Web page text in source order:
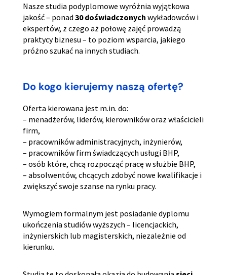
Nasze studia podyplomowe wyróżnia wyjątkowa
jakość – ponad 30 doświadczonych wykładowców i
ekspertów, z czego aż połowę zajęć prowadzą
praktycy biznesu – to poziom wsparcia, jakiego
próżno szukać na innych studiach.
Do kogo kierujemy naszą ofertę?
Oferta kierowana jest m.in. do:
– menadżerów, liderów, kierowników oraz właścicieli
firm,
– pracowników administracyjnych, inżynierów,
– pracowników firm świadczących usługi BHP,
– osób które, chcą rozpocząć pracę w służbie BHP,
– absolwentów, chcących zdobyć nowe kwalifikacje i
zwiększyć swoje szanse na rynku pracy.
Wymogiem formalnym jest posiadanie dyplomu
ukończenia studiów wyższych – licencjackich,
inżynierskich lub magisterskich, niezależnie od
kierunku.